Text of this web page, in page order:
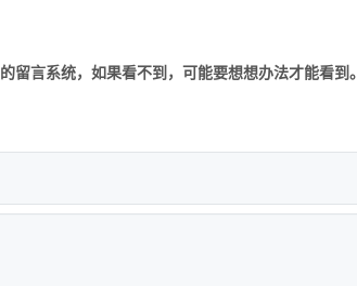
的留言系统，如果看不到，可能要想想办法才能看到。